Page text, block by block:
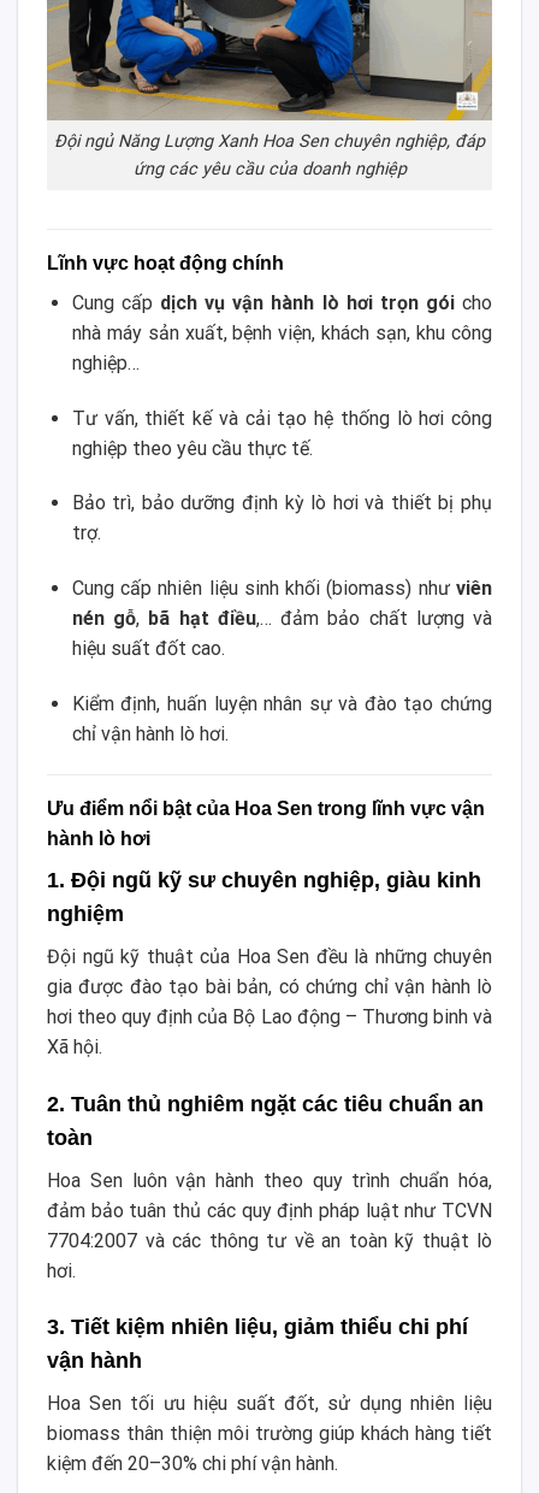
Đội ngủ Năng Lượng Xanh Hoa Sen chuyên nghiệp, đáp
ứng các yêu cầu của doanh nghiệp
Lĩnh vực hoạt động chính
Cung cấp dịch vụ vận hành lò hơi trọn góicho
nhà máy sản xuất, bệnh viện, khách sạn, khu công
nghiệp…
Tư vấn, thiết kế và cải tạo hệ thống lò hơi công
nghiệp theo yêu cầu thực tế.
Bảo trì, bảo dưỡng định kỳ lò hơi và thiết bị phụ
trợ.
Cung cấp nhiên liệu sinh khối (biomass) như viên
nén gỗ, bã hạt điều,… đảm bảo chất lượng và
hiệu suất đốt cao.
Kiểm định, huấn luyện nhân sự và đào tạo chứng
chỉ vận hành lò hơi.
Ưu điểm nổi bật của Hoa Sen trong lĩnh vực vận
hành lò hơi
1. Đội ngũ kỹ sư chuyên nghiệp, giàu kinh
nghiệm
Đội ngũ kỹ thuật của Hoa Sen đều là những chuyên
gia được đào tạo bài bản, có chứng chỉ vận hành lò
hơi theo quy định của Bộ Lao động – Thương binh và
Xã hội.
2. Tuân thủ nghiêm ngặt các tiêu chuẩn an
toàn
Hoa Sen luôn vận hành theo quy trình chuẩn hóa,
đảm bảo tuân thủ các quy định pháp luật như TCVN
7704:2007 và các thông tư về an toàn kỹ thuật lò
hơi.
3. Tiết kiệm nhiên liệu, giảm thiểu chi phí
vận hành
Hoa Sen tối ưu hiệu suất đốt, sử dụng nhiên liệu
biomass thân thiện môi trường giúp khách hàng tiết
kiệm đến 20–30% chi phí vận hành.